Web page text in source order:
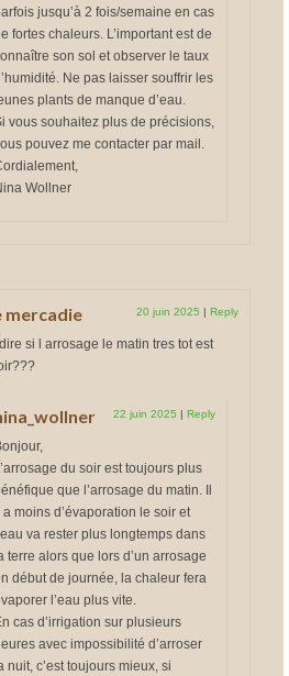
jusqu’à 2 fois/semaine en cas
fortes chaleurs. L’important est de
son sol et observer le taux
Ne pas laisser souffrir les
plants de manque d’eau.
vous souhaitez plus de précisions,
pouvez me contacter par mail.
Wollner
mercadie 20 juin 2025 Reply
si l arrosage le matin tres tot est
22 juin 2025 Reply
du soir est toujours plus
que l’arrosage du matin. Il
a moins d’évaporation le soir et
va rester plus longtemps dans
terre alors que lors d’un arrosage
début de journée, la chaleur fera
l’eau plus vite.
cas d’irrigation sur plusieurs
avec impossibilité d’arroser
nuit, c’est toujours mieux, si